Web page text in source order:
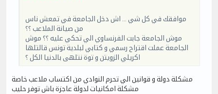
موافقك في كل شي … اش دخل الجامعة في تمعش ناس
من صيانة الملاعب ؟؟
موش الجامعة جابت الفرنساوي الي تحكي عليه ؟؟ موش
الجامعة عملت اقتراح رسمي و كتابي لبلدية تونس قالتلها
اكريلي الزويتن و توة نتلهى بالدنيا الكل ؟
مشكلة دولة و قوانين الي تحرم النوادي من اكتساب ملاعب خاصة
مشكلة امكانيات لدولة عاجزة باش توفر حليب